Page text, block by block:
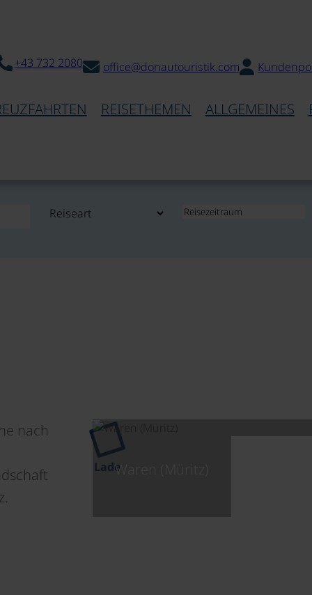
+43 732 2080 office@donautouristik.com
REISETHEMEN ALLGEMEINES
nach
Waren (Müritz)
Lade